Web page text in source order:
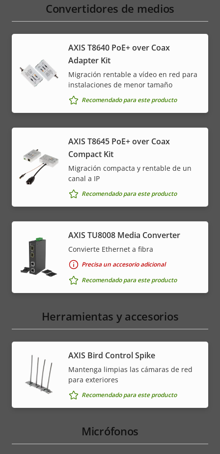
Convertidores de medios
AXIS T8640 PoE+ over Coax
Adapter Kit
Migración rentable a vídeo en red para
instalaciones de menor tamaño
Recomendado para este producto
AXIS T8645 PoE+ over Coax
Compact Kit
Migración compacta y rentable de un
canal a IP
Recomendado para este producto
AXIS TU8008 Media Converter
Convierte Ethernet a fibra
Precisa un accesorio adicional
Recomendado para este producto
Herramientas y accesorios
AXIS Bird Control Spike
Mantenga limpias las cámaras de red
para exteriores
Recomendado para este producto
Micrófonos